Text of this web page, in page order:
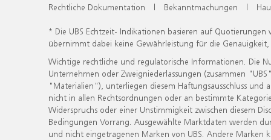
Rechtliche Dokumentation | Bekanntmachungen |
* Die UBS Echtzeit- Indikationen basieren auf
übernimmt dabei keine Gewährleistung für die
Wichtige rechtliche und regulatorische Informationen. Die
Unternehmen oder Zweigniederlassungen (zusammen
"Materialien"), unterliegen diesem Haftungsausschluss
nicht in allen Rechtsordnungen oder an bestimmte
Widerspruchs oder einer Unstimmigkeit zwischen diesem
Bedingungen Vorrang. Ausgewählte Marktdaten werden
und nicht eingetragenen Marken von UBS. Andere Marken